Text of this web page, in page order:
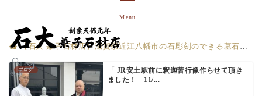
Menu
検索
【石大 兼子石材店】滋賀県近江八幡市の石彫刻のできる墓石店
ブログ
「 JR安土駅前に釈迦苦行像作らせて頂き
ました！ 11/...